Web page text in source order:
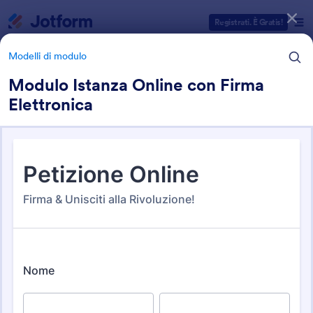
Registrati. È Gratis!
Modelli di modulo
Modulo Istanza Online con Firma
Elettronica
Moduli Petizione
5 Template
Categorie Template Moduli